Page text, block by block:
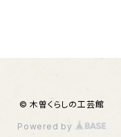
© 木曽くらしの工芸館
Powered by